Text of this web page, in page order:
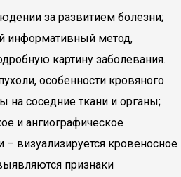
за развитием болезни;
информативный метод,
картину заболевания.
особенности кровяного
на соседние ткани и органы;
и ангиографическое
– визуализируется кровеносное
признаки